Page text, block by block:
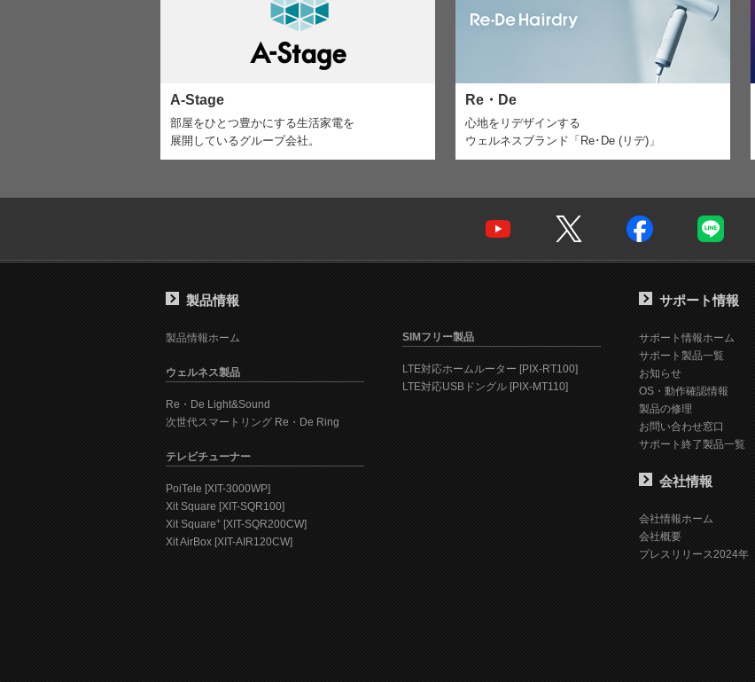
A-Stage
部屋をひとつ豊かにする生活家電を
展開しているグループ会社。
Re・De
心地をリデザインする
ウェルネスブランド「Re･De (リデ)」
製品情報
製品情報ホーム
ウェルネス製品
Re・De Light&Sound
次世代スマートリング Re・De Ring
テレビチューナー
PoiTele [XIT-3000WP]
Xit Square [XIT-SQR100]
Xit Square+ [XIT-SQR200CW]
Xit AirBox [XIT-AIR120CW]
SIMフリー製品
LTE対応ホームルーター [PIX-RT100]
LTE対応USBドングル [PIX-MT110]
サポート情報
サポート情報ホーム
サポート製品一覧
お知らせ
OS・動作確認情報
製品の修理
お問い合わせ窓口
サポート終了製品一覧
会社情報
会社情報ホーム
会社概要
プレスリリース2024年